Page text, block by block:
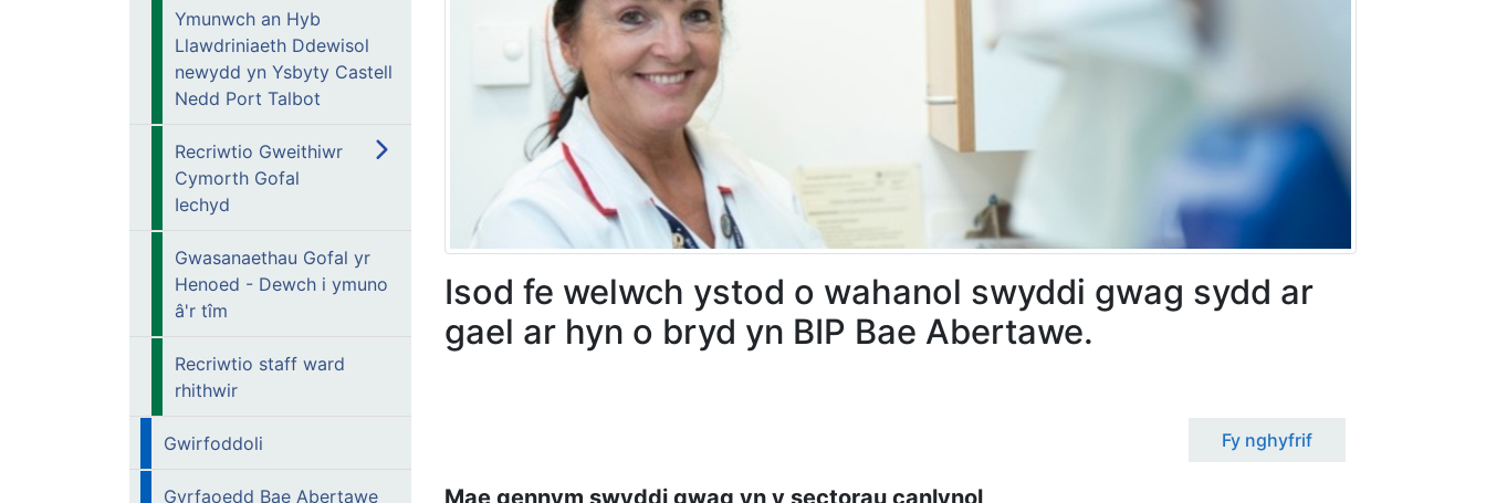
Ymunwch an Hyb
Llawdriniaeth Ddewisol
newydd yn Ysbyty Castell
Nedd Port Talbot
Recriwtio Gweithiwr
Cymorth Gofal
Iechyd
Gwasanaethau Gofal yr
Henoed - Dewch i ymuno
â'r tîm
Recriwtio staff ward
rhithwir
Gwirfoddoli
Gyrfaoedd Bae Abertawe
Isod fe welwch ystod o wahanol swyddi gwag sydd ar
gael ar hyn o bryd yn BIP Bae Abertawe.
Fy nghyfrif
Mae gennym swyddi gwag yn y sectorau canlynol